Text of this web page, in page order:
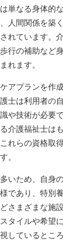
単なる身体的
人間関係を築
れています。
行の補助など
れます。
アプランを作
士は利用者の
や技術が必要
介護福祉士は
れらの資格取
。
いため、自身
であり、特別
さまざまな施
タイルや希望
しているとこ